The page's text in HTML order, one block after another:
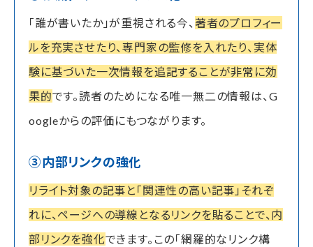
「誰が書いたか」が重視される今、 著者のプロフィー
ルを充実させたり、専門家の監修を入れたり、実体
験に基づいた一次情報を追記することが非常に効
果的です。読者のためになる唯一無二の情報は、G
oogleからの評価にもつながります。
③内部リンクの強化
リライト対象の記事と「関連性の高い記事」それぞ
れに、ページへの導線となるリンクを貼ることで、内
部リンクを強化できます。この「網羅的なリンク構